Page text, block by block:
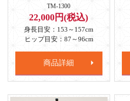
TM-1300
22,000円(税込)
身長目安：153～157cm
ヒップ目安：87～96cm
商品詳細